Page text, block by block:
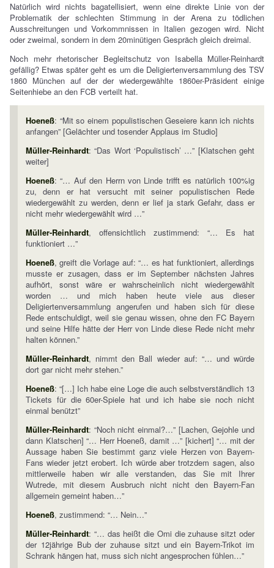
Natürlich wird nichts bagatellisiert, wenn eine direkte Linie von der
Problematik der schlechten Stimmung in der Arena zu tödlichen
Ausschreitungen und Vorkommnissen in Italien gezogen wird. Nicht
oder zweimal, sondern in dem 20minütigen Gespräch gleich dreimal.
Noch mehr rhetorischer Begleitschutz von Isabella Müller-Reinhardt
gefällig? Etwas später geht es um die Deligiertenversammlung des TSV
1860 München auf der der wiedergewählte 1860er-Präsident einige
Seitenhiebe an den FCB verteilt hat.
Hoeneß: “Mit so einem populistischen Geseiere kann ich nichts
anfangen” [Gelächter und tosender Applaus im Studio]
Müller-Reinhardt: “Das Wort ‘Populistisch’ …” [Klatschen geht
weiter]
Hoeneß: “… Auf den Herrn von Linde trifft es natürlich 100%ig
zu, denn er hat versucht mit seiner populistischen Rede
wiedergewählt zu werden, denn er lief ja stark Gefahr, dass er
nicht mehr wiedergewählt wird …”
Müller-Reinhardt, offensichtlich zustimmend: “… Es hat
funktioniert …”
Hoeneß, greift die Vorlage auf: “… es hat funktioniert, allerdings
musste er zusagen, dass er im September nächsten Jahres
aufhört, sonst wäre er wahrscheinlich nicht wiedergewählt
worden … und mich haben heute viele aus dieser
Deligiertenversammlung angerufen und haben sich für diese
Rede entschuldigt, weil sie genau wissen, ohne den FC Bayern
und seine Hilfe hätte der Herr von Linde diese Rede nicht mehr
halten können.”
Müller-Reinhardt, nimmt den Ball wieder auf: “… und würde
dort gar nicht mehr stehen.”
Hoeneß: “[…] Ich habe eine Loge die auch selbstverständlich 13
Tickets für die 60er-Spiele hat und ich habe sie noch nicht
einmal benützt”
Müller-Reinhardt: “Noch nicht einmal?…” [Lachen, Gejohle und
dann Klatschen] “… Herr Hoeneß, damit …” [kichert] “… mit der
Aussage haben Sie bestimmt ganz viele Herzen von Bayern-
Fans wieder jetzt erobert. Ich würde aber trotzdem sagen, also
mittlerweile haben wir alle verstanden, das Sie mit Ihrer
Wutrede, mit diesem Ausbruch nicht nicht den Bayern-Fan
allgemein gemeint haben…”
Hoeneß, zustimmend: “… Nein…”
Müller-Reinhardt: “… das heißt die Omi die zuhause sitzt oder
der 12jährige Bub der zuhause sitzt und ein Bayern-Trikot im
Schrank hängen hat, muss sich nicht angesprochen fühlen…”